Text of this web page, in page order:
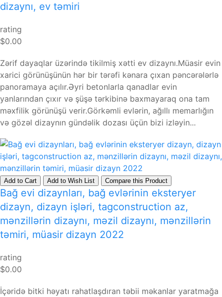
dizaynı, ev təmiri
rating
$0.00
Zərif dayaqlar üzərində tikilmiş xətti ev dizaynı.Müasir evin
xarici görünüşünün hər bir tərəfi kənara çıxan pəncərələrlə
panoramaya açılır.Əyri betonlarla qanadlar evin
yanlarından çıxır və şüşə tərkibinə baxmayaraq ona tam
məxfilik görünüşü verir.Görkəmli evlərin, ağıllı memarlığın
və gözəl dizaynın gündəlik dozası üçün bizi izləyin...
Add to Cart Add to Wish List Compare this Product
Bağ evi dizaynları, bağ evlərinin eksteryer
dizayn, dizayn işləri, tagconstruction az,
mənzillərin dizaynı, məzil dizaynı, mənzillərin
təmiri, müasir dizayn 2022
rating
$0.00
İçəridə bitki həyatı rahatlaşdıran təbii məkanlar yaratmağa